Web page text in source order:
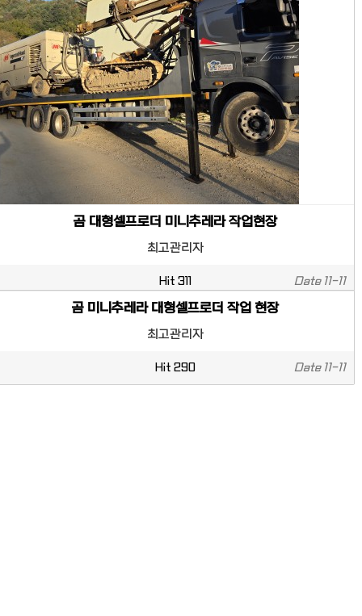
곰 대형셀프로더 미니추레라 작업현장
최고관리자
Hit 311 Date11-11
곰 미니추레라 대형셀프로더 작업 현장
최고관리자
Hit 290 Date11-11